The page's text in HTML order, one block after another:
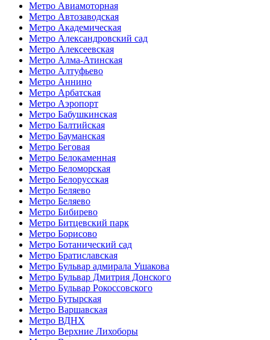
Метро Авиамоторная
Метро Автозаводская
Метро Академическая
Метро Александровский сад
Метро Алексеевская
Метро Алма-Атинская
Метро Алтуфьево
Метро Аннино
Метро Арбатская
Метро Аэропорт
Метро Бабушкинская
Метро Балтийская
Метро Бауманская
Метро Беговая
Метро Белокаменная
Метро Беломорская
Метро Белорусская
Метро Беляево
Метро Беляево
Метро Бибирево
Метро Битцевский парк
Метро Борисово
Метро Ботанический сад
Метро Братиславская
Метро Бульвар адмирала Ушакова
Метро Бульвар Дмитрия Донского
Метро Бульвар Рокоссовского
Метро Бутырская
Метро Варшавская
Метро ВДНХ
Метро Верхние Лихоборы